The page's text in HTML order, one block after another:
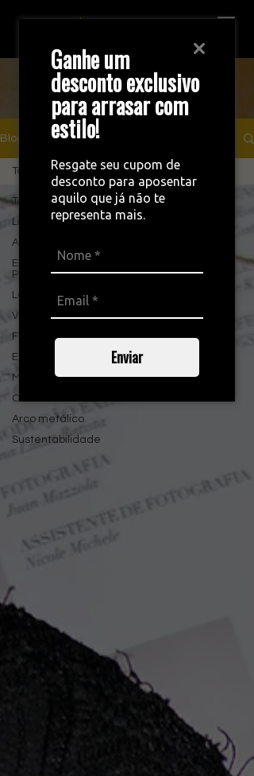
Ganhe um
desconto exclusivo
para arrasar com
estilo!
Resgate seu cupom de
desconto para aposentar
aquilo que já não te
representa mais.
Enviar
Blog
Blog
Todos os posts
Lingerie
Aviamentos
Elástico
Personalizado
Loja on-line
Veludo
Fitness
Esportivo
Moda
Cuecas
Arco metálico
Sustentabilidade
Todos os posts